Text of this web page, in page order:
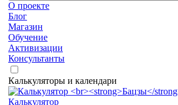
О проекте
Блог
Магазин
Обучение
Активизации
Консультанты
Калькуляторы и календари
Калькулятор